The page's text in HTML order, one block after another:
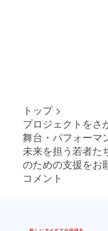
トップ >
プロジェクトをさ
舞台・パフォーマ
未来を担う若者た
のための支援をお
コメント